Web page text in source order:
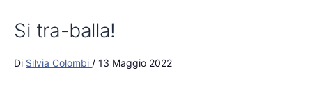
Si tra-balla!
Di Silvia Colombi / 13 Maggio 2022